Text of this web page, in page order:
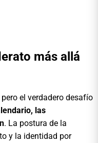
más allá
el verdadero desafío
las
. La postura de la
y la identidad por